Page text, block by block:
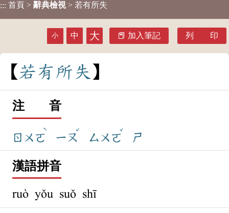
::: 首頁 > 辭典檢視 > 若有所失
小 中 大 加入筆記 列 印
若有所失
注 音
ㄖㄨㄛ
ˋ
ㄧㄡ
ˇ
ㄙㄨㄛ
ˇ
ㄕ
漢語拼音
ruò yǒu suǒ shī